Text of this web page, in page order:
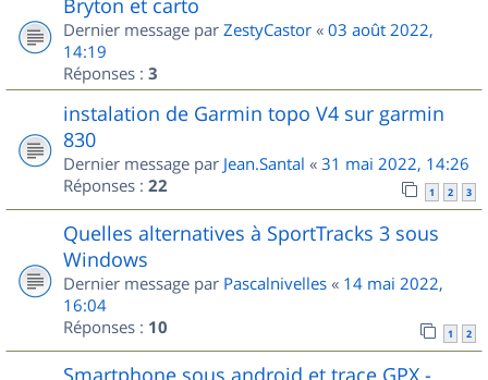
Bryton et carto
Dernier message par ZestyCastor « 03 août 2022,
14:19
Réponses : 3
instalation de Garmin topo V4 sur garmin
830
Dernier message par Jean.Santal « 31 mai 2022, 14:26
Réponses : 22 1 2 3
Quelles alternatives à SportTracks 3 sous
Windows
Dernier message par Pascalnivelles « 14 mai 2022,
16:04
Réponses : 10 1 2
Smartphone sous android et trace GPX -